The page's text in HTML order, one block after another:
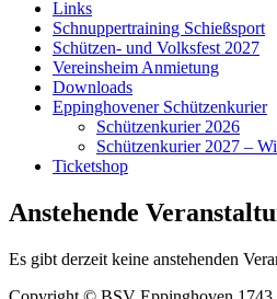
Links
Schnuppertraining Schießsport
Schützen- und Volksfest 2027
Vereinsheim Anmietung
Downloads
Eppinghovener Schützenkurier
Schützenkurier 2026
Schützenkurier 2027 –
Ticketshop
Anstehende
Es gibt derzeit keine anstehenden